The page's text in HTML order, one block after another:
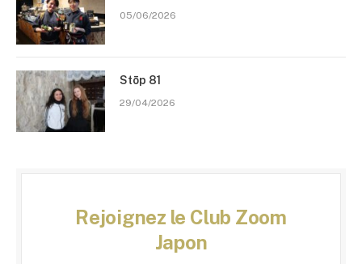
05/06/2026
Stōp 81
29/04/2026
Rejoignez le Club Zoom
Japon